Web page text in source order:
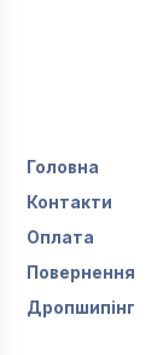
Головна
Контакти
Оплата
Повернення
Дропшипінг